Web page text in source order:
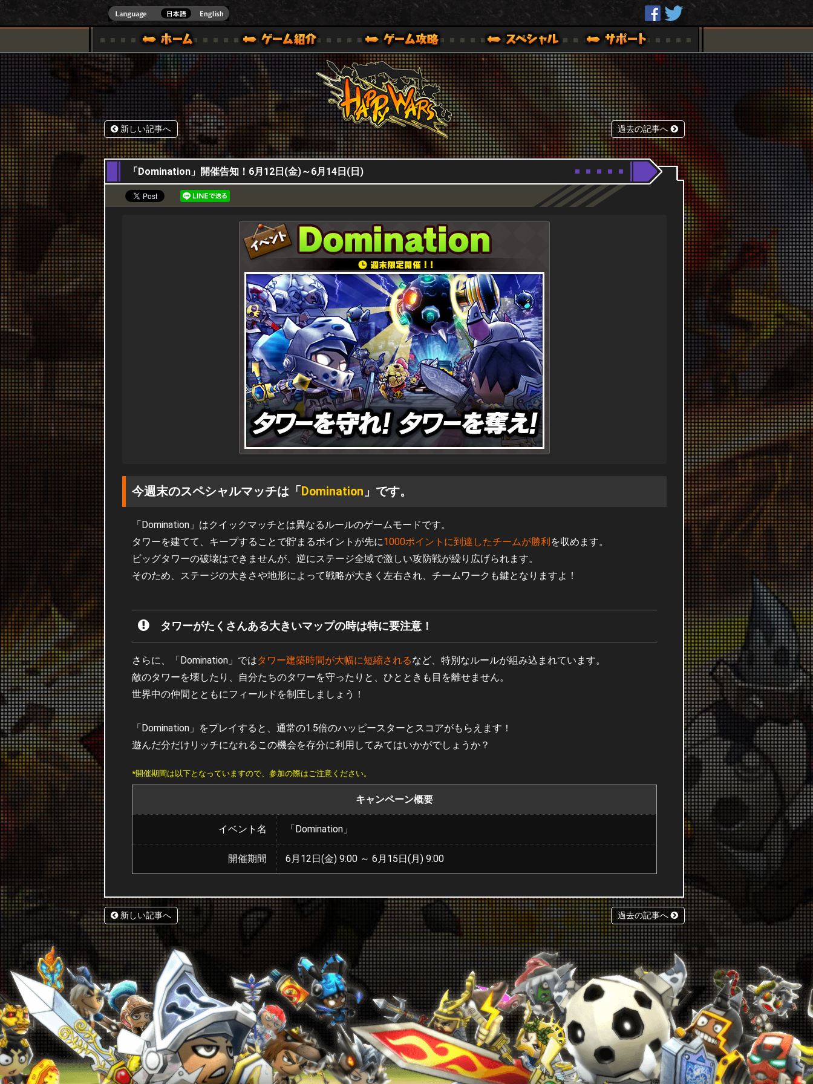
HappyWars
)公式サイト [ XBOX 360,XBOX ONE VER.]
ゲームガイド
スペシャル｜HAPPY WARS(ハッピーウォーズ)公式サイト [ XBOX 360,XBOX ONE VER.]
サポート | HAPPY WARS(ハッピーウォーズ)公式サイト [ XBOX 360,XBOX ONE VER.]
新しい記事へ 過去の記事へ
11,06,2026
「Domination」開催告知！6月12日(金)～6月14日(日)
今週末のスペシャルマッチは「 Domination 」です。
「Domination」はクイックマッチとは異なるルールのゲームモードです。
タワーを建てて、キープすることで貯まるポイントが先に1000ポイントに到達したチームが勝利を収めます。
ビッグタワーの破壊はできませんが、逆にステージ全域で激しい攻防戦が繰り広げられます。
そのため、ステージの大きさや地形によって戦略が大きく左右され、チームワークも鍵となりますよ！
タワーがたくさんある大きいマップの時は特に要注意！
さらに、「Domination」ではタワー建築時間が大幅に短縮されるなど、特別なルールが組み込まれています。
敵のタワーを壊したり、自分たちのタワーを守ったりと、ひとときも目を離せません。
世界中の仲間とともにフィールドを制圧しましょう！
「Domination」をプレイすると、通常の1.5倍のハッピースターとスコアがもらえます！
遊んだ分だけリッチになれるこの機会を存分に利用してみてはいかがでしょうか？
*開催期間は以下となっていますので、参加の際はご注意ください。
キャンペーン概要
イベント名 「Domination」
開催期間 6月12日(金) 9:00 ～ 6月15日(月) 9:00
新しい記事へ 過去の記事へ